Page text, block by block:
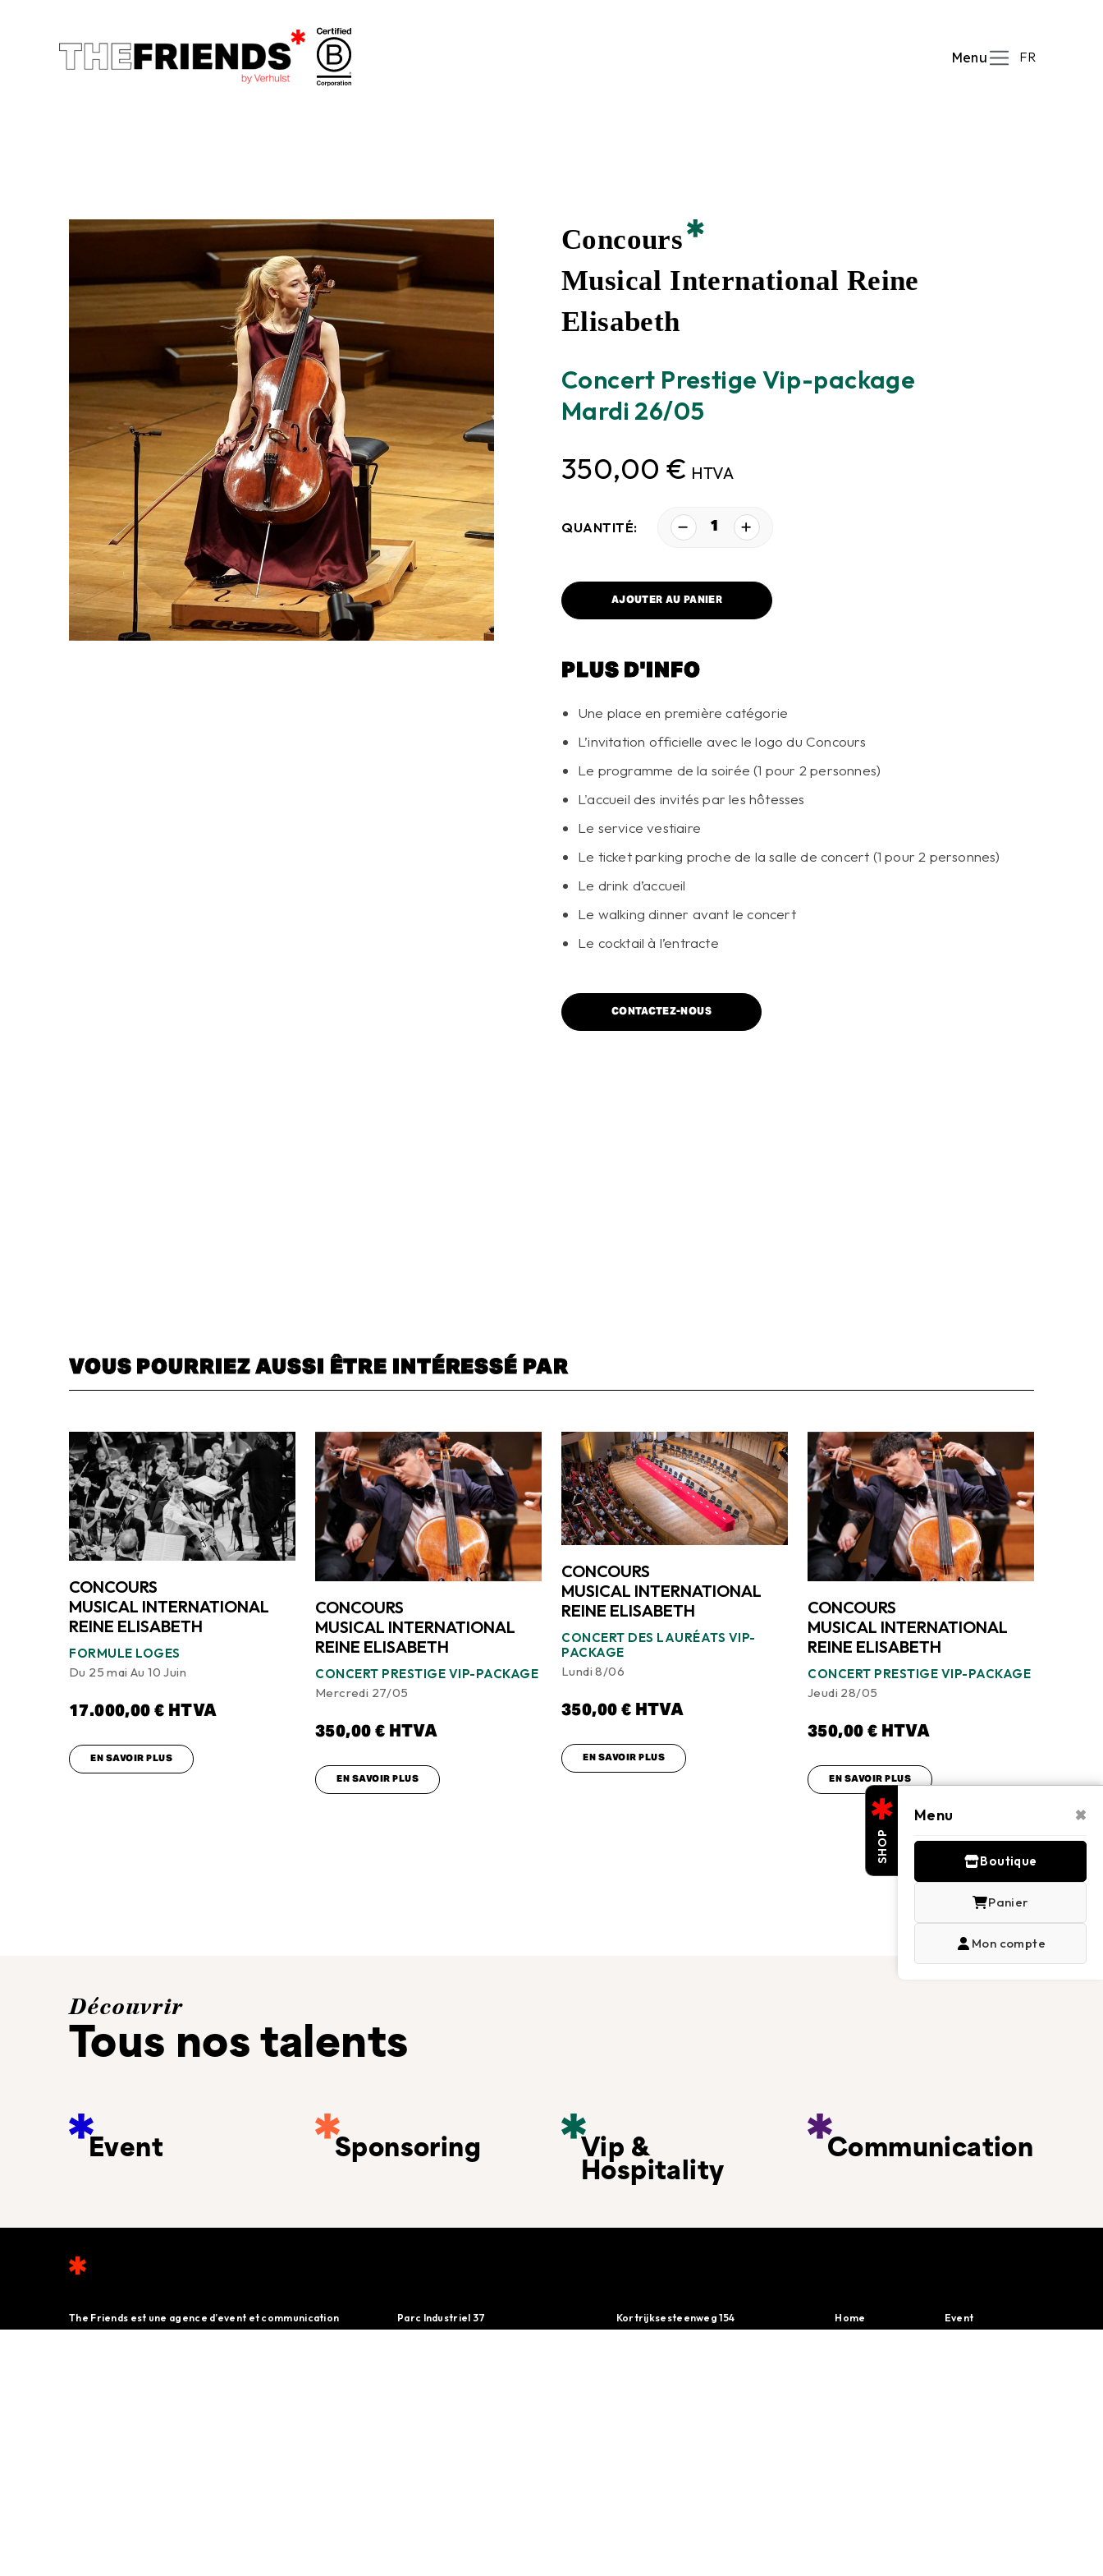
Menu FR
Concours
Musical International Reine
Elisabeth
Concert Prestige Vip-package
Mardi 26/05
350,00 € HTVA
QUANTITÉ: 1
AJOUTER AU PANIER
PLUS D'INFO
Une place en première catégorie
L’invitation officielle avec le logo du Concours
Le programme de la soirée (1 pour 2 personnes)
L'accueil des invités par les hôtesses
Le service vestiaire
Le ticket parking proche de la salle de concert (1 pour 2 personnes)
Le drink d’accueil
Le walking dinner avant le concert
Le cocktail à l’entracte
CONTACTEZ-NOUS
VOUS POURRIEZ AUSSI ÊTRE INTÉRESSÉ PAR
CONCOURS
MUSICAL INTERNATIONAL
REINE ELISABETH
FORMULE LOGES
Du 25 mai Au 10 Juin
17.000,00€HTVA
EN SAVOIR PLUS
CONCOURS
MUSICAL INTERNATIONAL
REINE ELISABETH
CONCERT PRESTIGE VIP-PACKAGE
Mercredi 27/05
350,00€HTVA
EN SAVOIR PLUS
CONCOURS
MUSICAL INTERNATIONAL
REINE ELISABETH
CONCERT DES LAURÉATS VIP-
PACKAGE
Lundi 8/06
350,00€HTVA
EN SAVOIR PLUS
CONCOURS
MUSICAL INTERNATIONAL
REINE ELISABETH
CONCERT PRESTIGE VIP-PACKAGE
Jeudi 28/05
350,00€HTVA
EN SAVOIR PLUS
Découvrir
Tous nos talents
Event Sponsoring
Vip &
Hospitality
Communication
The Friends est une agence d’event et communication
Parc Industriel 37
Kortrijksesteenweg 154
Home
Event
SHOP
Menu ×
Boutique
Panier
Mon compte